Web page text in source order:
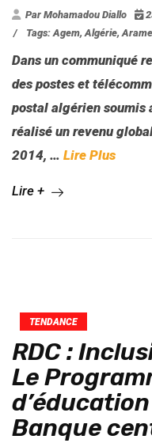
Par Mohamadou Diallo
/
Tags: Agem, Algérie,
Dans un communiqué
des postes et
postal algérien soumis
réalisé un revenu
2014, … Lire Plus
Lire +
TENDANCE
RDC :
Le
Banque